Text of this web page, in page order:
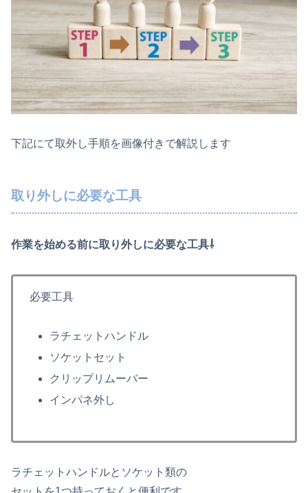
下記にて取外し手順を画像付きで解説します
取り外しに必要な工具
作業を始める前に取り外しに必要な工具⇩
必要工具
ラチェットハンドル
ソケットセット
クリップリムーバー
インパネ外し
ラチェットハンドルとソケット類の